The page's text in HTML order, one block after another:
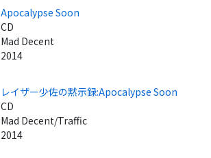
Apocalypse Soon
CD
Mad Decent
2014
レイザー少佐の黙示録:Apocalypse Soon
CD
Mad Decent/Traffic
2014